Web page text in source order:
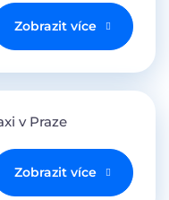
Zobrazit více
v Praze
Zobrazit více